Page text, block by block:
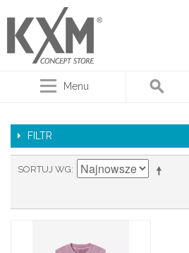
Menu
FILTR
SORTUJ WG